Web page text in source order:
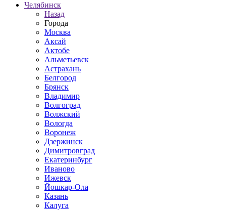
Челябинск
Назад
Города
Москва
Аксай
Актобе
Альметьевск
Астрахань
Белгород
Брянск
Владимир
Волгоград
Волжский
Вологда
Воронеж
Дзержинск
Димитровград
Екатеринбург
Иваново
Ижевск
Йошкар-Ола
Казань
Калуга